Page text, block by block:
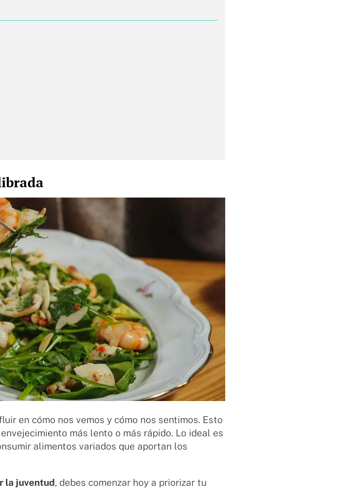
en cómo nos vemos y cómo nos sentimos. Esto
más lento o más rápido. Lo ideal es
alimentos variados que aportan los
la juventud, debes comenzar hoy a priorizar tu